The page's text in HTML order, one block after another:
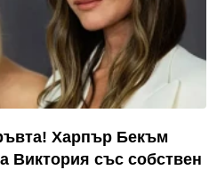
Харпър Бекъм
Виктория със собствен